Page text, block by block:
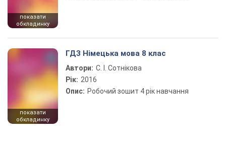
показати
обкладинку
показати
обкладинку
ГДЗ Німецька мова 8 клас
Автори: С. І. Сотнікова
Рік: 2016
Опис:
Робочий зошит 4 рік навчання